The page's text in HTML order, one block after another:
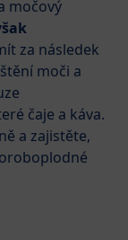
močový
za následek
moči a
čaje a káva.
a zajistěte,